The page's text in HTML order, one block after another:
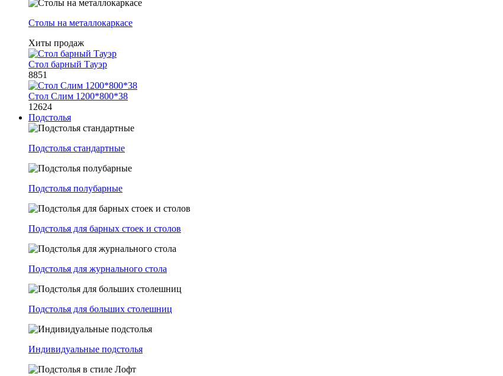
Столы на металлокаркасе
Хиты продаж
Стол барный Тауэр
8851
Стол Слим 1200*800*38
12624
Подстолья
Подстолья стандартные
Подстолья полубарные
Подстолья для барных стоек и столов
Подстолья для журнального стола
Подстолья для больших столешниц
Индивидуальные подстолья